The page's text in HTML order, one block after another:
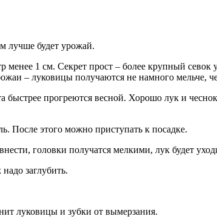
лучше будет урожай.
1 см. Секрет прост – более крупный севок
– луковицы получаются не намного мельче,
прогреются весной. Хорошо лук и
После этого можно приступать к посадке.
головки получатся мелкими, лук будет
заглубить.
луковицы и зубки от вымерзания.